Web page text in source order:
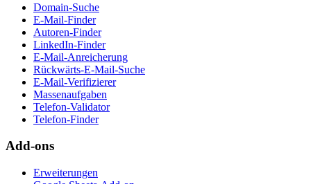
Domain-Suche
E-Mail-Finder
Autoren-Finder
LinkedIn-Finder
E-Mail-Anreicherung
Rückwärts-E-Mail-Suche
E-Mail-Verifizierer
Massenaufgaben
Telefon-Validator
Telefon-Finder
Add-ons
Erweiterungen